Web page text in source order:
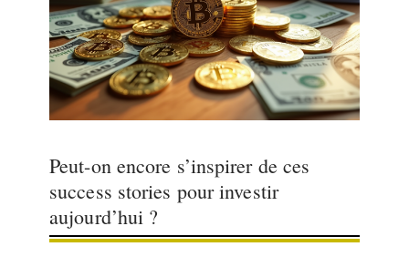
Peut-on encore s’inspirer de ces
success stories pour investir
aujourd’hui ?